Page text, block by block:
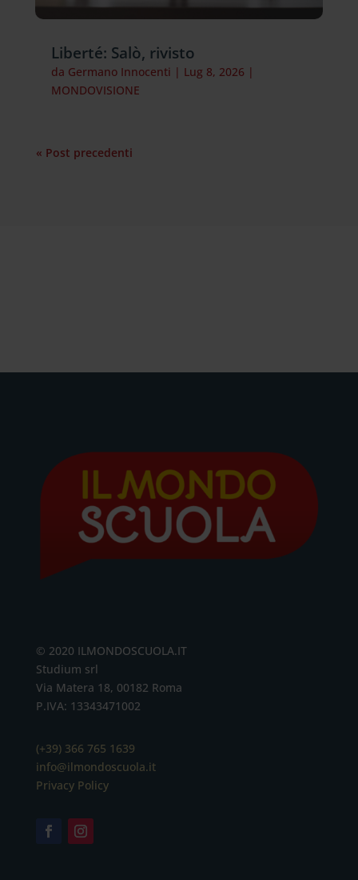
Liberté: Salò, rivisto
da Germano Innocenti | Lug 8, 2026 |
MONDOVISIONE
« Post precedenti
© 2020 ILMONDOSCUOLA.IT
Studium srl
Via Matera 18, 00182 Roma
P.IVA: 13343471002
(+39) 366 765 1639
info@ilmondoscuola.it
Privacy Policy